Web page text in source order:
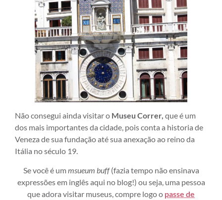
Não consegui ainda visitar o Museu Correr, que é um
dos mais importantes da cidade, pois conta a historia de
Veneza de sua fundação até sua anexação ao reino da
Itália no século 19.
Se você é um msueum buff(fazia tempo não ensinava
expressões em inglês aqui no blog!) ou seja, uma pessoa
que adora visitar museus, compre logo o passe de